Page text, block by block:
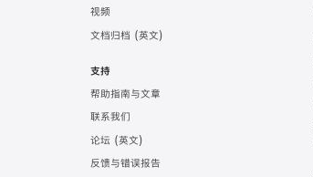
视频
文档归档
支持
帮助指南与文章
联系我们
论坛
反馈与错误报告